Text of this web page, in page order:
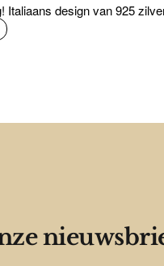
design van 925